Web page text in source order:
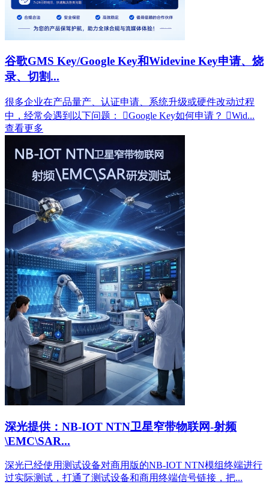
谷歌GMS Key/Google Key和Widevine Key申请、烧
录、切割...
很多企业在产品量产、认证申请、系统升级或硬件改动过程
中，经常会遇到以下问题： Google Key如何申请？ Wid...
查看更多
深光提供：NB-IOT NTN卫星窄带物联网-射频
\EMC\SAR...
深光已经使用测试设备对商用版的NB-IOT NTN模组终端进行
过实际测试，打通了测试设备和商用终端信号链接，把...